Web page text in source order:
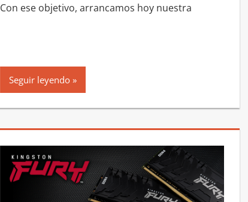
Con ese objetivo, arrancamos hoy nuestra
Seguir leyendo